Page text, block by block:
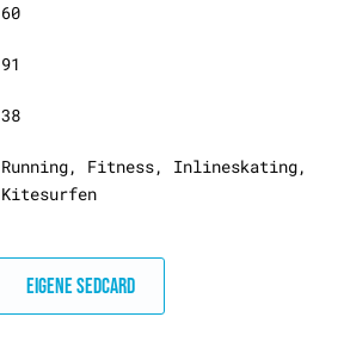
60
91
38
Running, Fitness, Inlineskating,
Kitesurfen
EIGENE SEDCARD